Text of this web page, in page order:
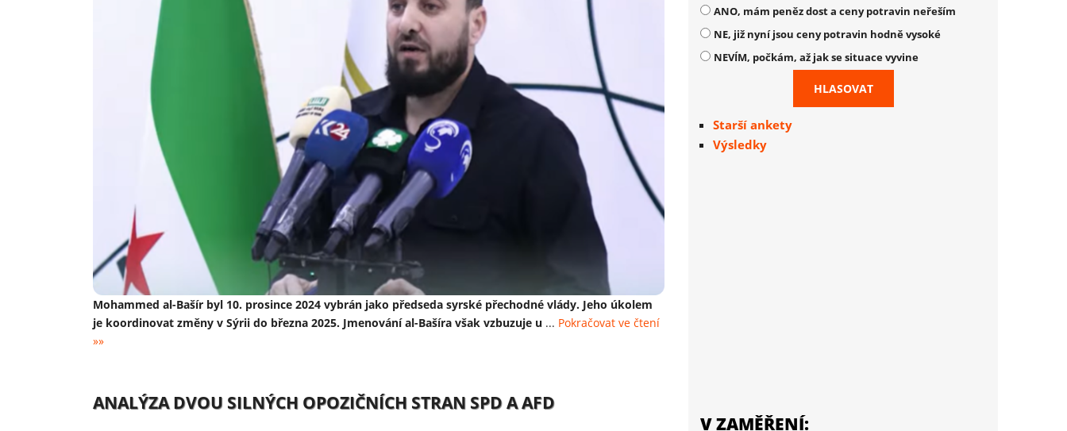
Mohammed al-Bašír byl 10. prosince 2024 vybrán jako předseda syrské přechodné vlády. Jeho úkolem
je koordinovat změny v Sýrii do března 2025. Jmenování al-Bašíra však vzbuzuje u ... Pokračovat ve čtení
»»
ANALÝZA DVOU SILNÝCH OPOZIČNÍCH STRAN SPD A AFD
ANO, mám peněz dost a ceny potravin neřeším
NE, již nyní jsou ceny potravin hodně vysoké
NEVÍM, počkám, až jak se situace vyvine
Starší ankety
Výsledky
V ZAMĚŘENÍ: